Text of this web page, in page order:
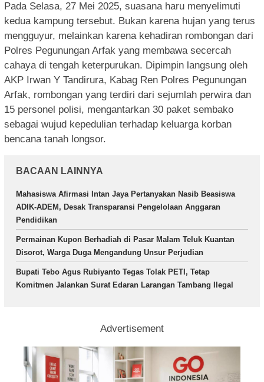
Pada Selasa, 27 Mei 2025, suasana haru menyelimuti
kedua kampung tersebut. Bukan karena hujan yang terus
mengguyur, melainkan karena kehadiran rombongan dari
Polres Pegunungan Arfak yang membawa secercah
cahaya di tengah keterpurukan. Dipimpin langsung oleh
AKP Irwan Y Tandirura, Kabag Ren Polres Pegunungan
Arfak, rombongan yang terdiri dari sejumlah perwira dan
15 personel polisi, mengantarkan 30 paket sembako
sebagai wujud kepedulian terhadap keluarga korban
bencana tanah longsor.
BACAAN LAINNYA
Mahasiswa Afirmasi Intan Jaya Pertanyakan Nasib Beasiswa
ADIK-ADEM, Desak Transparansi Pengelolaan Anggaran
Pendidikan
Permainan Kupon Berhadiah di Pasar Malam Teluk Kuantan
Disorot, Warga Duga Mengandung Unsur Perjudian
Bupati Tebo Agus Rubiyanto Tegas Tolak PETI, Tetap
Komitmen Jalankan Surat Edaran Larangan Tambang Ilegal
Advertisement